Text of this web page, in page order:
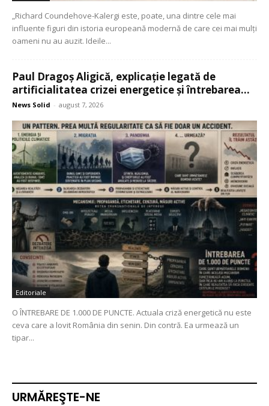
„Richard Coundehove-Kalergi este, poate, una dintre cele mai
influente figuri din istoria europeană modernă de care cei mai mulți
oameni nu au auzit. Ideile...
Paul Dragoș Aligică, explicație legată de
artificialitatea crizei energetice și întrebarea...
News Solid - august 7, 2026
Editoriale
O ÎNTREBARE DE 1.000 DE PUNCTE. Actuala criză energetică nu este
ceva care a lovit România din senin. Din contră. Ea urmează un
tipar...
URMĂREŞTE-NE